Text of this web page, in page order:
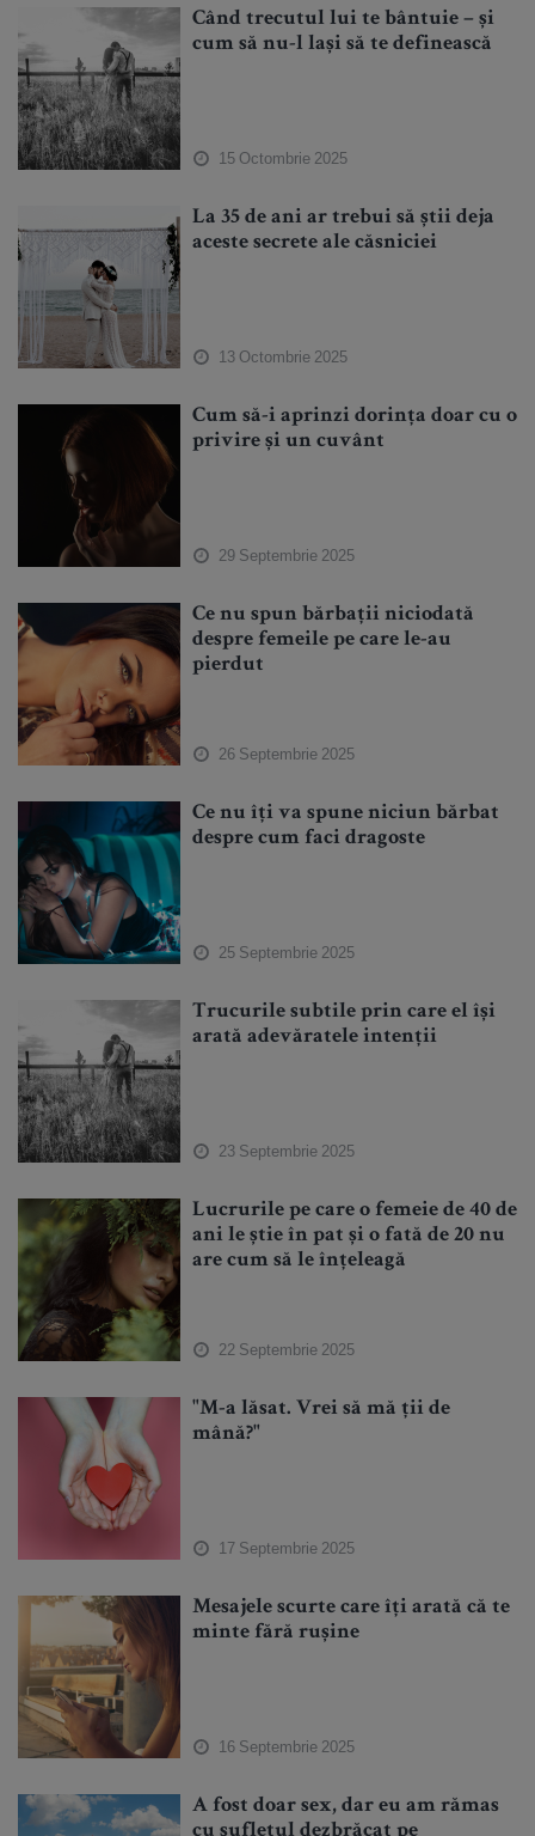
Când trecutul lui te bântuie – și
cum să nu-l lași să te definească
15 Octombrie 2025
La 35 de ani ar trebui să știi deja
aceste secrete ale căsniciei
13 Octombrie 2025
Cum să-i aprinzi dorința doar cu o
privire și un cuvânt
29 Septembrie 2025
Ce nu spun bărbații niciodată
despre femeile pe care le-au
pierdut
26 Septembrie 2025
Ce nu îți va spune niciun bărbat
despre cum faci dragoste
25 Septembrie 2025
Trucurile subtile prin care el își
arată adevăratele intenții
23 Septembrie 2025
Lucrurile pe care o femeie de 40 de
ani le știe în pat și o fată de 20 nu
are cum să le înțeleagă
22 Septembrie 2025
"M-a lăsat. Vrei să mă ții de
mână?"
17 Septembrie 2025
Mesajele scurte care îți arată că te
minte fără rușine
16 Septembrie 2025
A fost doar sex, dar eu am rămas
cu sufletul dezbrăcat pe